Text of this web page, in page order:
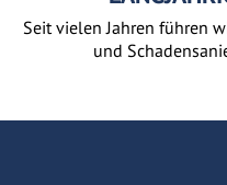
Seit vielen Jahren führen
und